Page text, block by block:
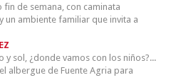
de semana, con caminata
un ambiente familiar que invita a
y sol, ¿donde vamos con los niños?...
albergue de Fuente Agria para